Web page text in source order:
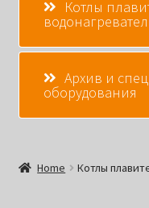
Котлы
Архив и
оборудования
Home Котлы